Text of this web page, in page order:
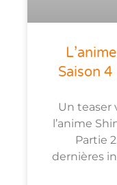
Saison
Un teaser
l’anime
Partie
dernières